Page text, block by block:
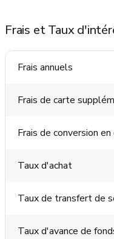
Frais et Taux
Frais annuels
Frais de carte
Frais de conversion
Taux d'achat
Taux de transfert de
Taux d'avance de